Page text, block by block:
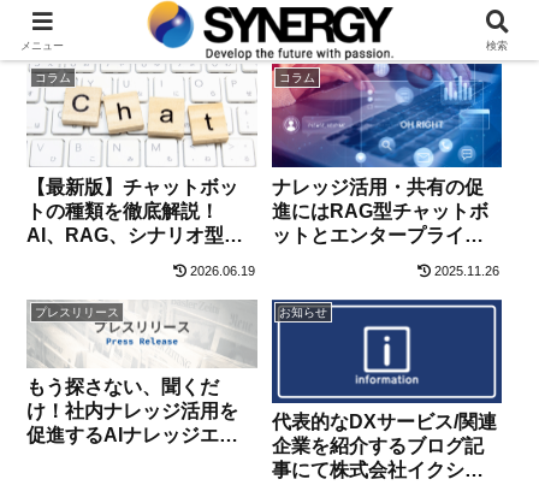
コラム
【最新版】チャットボッ
トの種類を徹底解説！
AI、RAG、シナリオ型の
2026.06.19
コラム
ナレッジ活用・共有の促
進にはRAG型チャットボ
ットとエンタープライズ
サーチ、どちらがおすす
2025.11.26
プレスリリース
もう探さない、聞くだ
け！社内ナレッジ活用を
促進するAIナレッジエー
お知らせ
代表的なDXサービス/関連
企業を紹介するブログ記
事にて株式会社イクシー
メニュー 検索